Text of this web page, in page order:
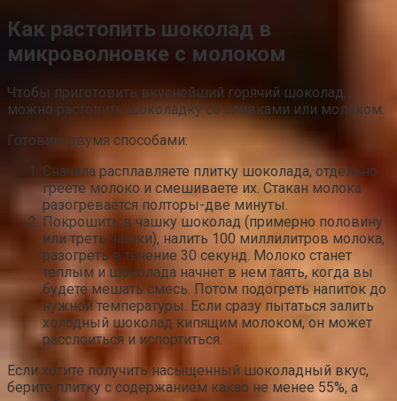
Как растопить шоколад в
микроволновке с молоком
Чтобы приготовить вкуснейший горячий шоколад,
можно растопить шоколадку со сливками или молоком.
Готовим двумя способами:
Сначала расплавляете плитку шоколада, отдельно
греете молоко и смешиваете их. Стакан молока
разогревается полторы-две минуты.
Покрошить в чашку шоколад (примерно половину
или треть чашки), налить 100 миллилитров молока,
разогреть в течение 30 секунд. Молоко станет
теплым и шоколада начнет в нем таять, когда вы
будете мешать смесь. Потом подогреть напиток до
нужной температуры. Если сразу пытаться залить
холодный шоколад кипящим молоком, он может
расслоиться и испортиться.
Если хотите получить насыщенный шоколадный вкус,
берите плитку с содержанием какао не менее 55%, а